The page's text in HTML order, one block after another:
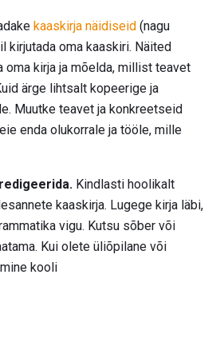
kaaskirja näidiseid (nagu
kirjutada oma kaaskiri. Näited
oma kirja ja mõelda, millist teavet
ärge lihtsalt kopeerige ja
Muutke teavet ja konkreetseid
enda olukorrale ja tööle, mille
Kindlasti hoolikalt
kaaskirja. Lugege kirja läbi,
vigu. Kutsu sõber või
Kui olete üliõpilane või
kooli